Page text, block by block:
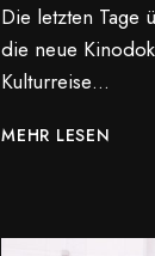
Die letzten Tage
die neue
Kulturreise…
MEHR LESEN